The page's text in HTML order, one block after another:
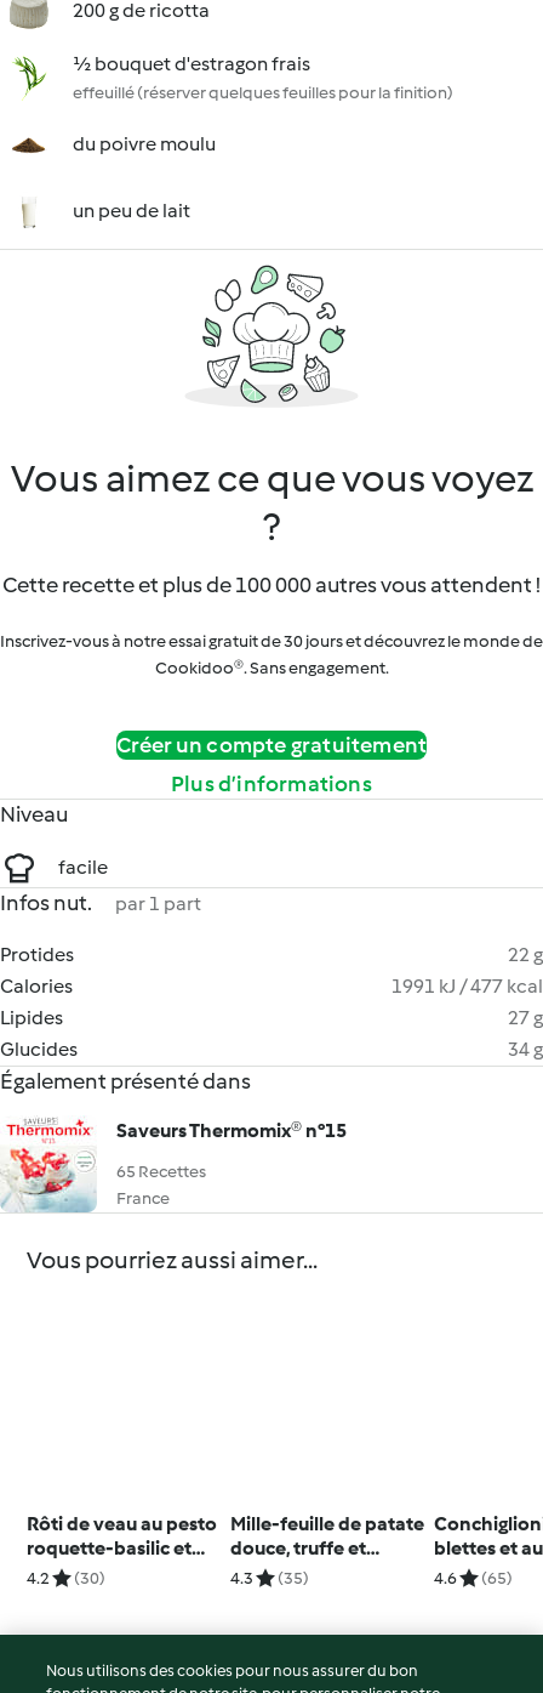
200 g de ricotta
½ bouquet d'estragon frais
effeuillé (réserver quelques feuilles pour la finition)
du poivre moulu
un peu de lait
Vous aimez ce que vous voyez
?
Cette recette et plus de 100 000 autres vous attendent !
Inscrivez-vous à notre essai gratuit de 30 jours et découvrez le monde de
Cookidoo®. Sans engagement.
Créer un compte gratuitement
Plus d’informations
Niveau
facile
Infos nut. par 1 part
Protides
22 g
Calories
1991 kJ / 477 kcal
Lipides
27 g
Glucides
34 g
Également présenté dans
Saveurs Thermomix® n°15
65 Recettes
France
Vous pourriez aussi aimer...
Rôti de veau au pesto
roquette-basilic et
ses légumes du soleil
4.2 (30)
Mille-feuille de patate
douce, truffe et
beaufort
4.3 (35)
blettes et
4.6 (65)
Nous utilisons des cookies pour nous assurer du bon